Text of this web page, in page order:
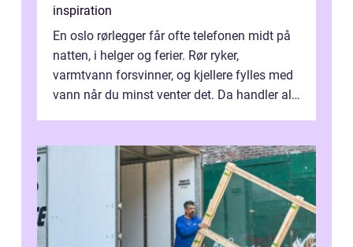
inspiration
En oslo rørlegger får ofte telefonen midt på
natten, i helger og ferier. Rør ryker,
varmtvann forsvinner, og kjellere fylles med
vann når du minst venter det. Da handler alt